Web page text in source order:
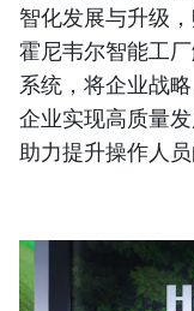
智化发展与升级
霍尼韦尔智能工
系统，将企业战
企业实现高质量
助力提升操作人员